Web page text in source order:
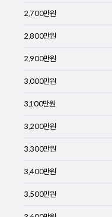
2,700만원
2,800만원
2,900만원
3,000만원
3,100만원
3,200만원
3,300만원
3,400만원
3,500만원